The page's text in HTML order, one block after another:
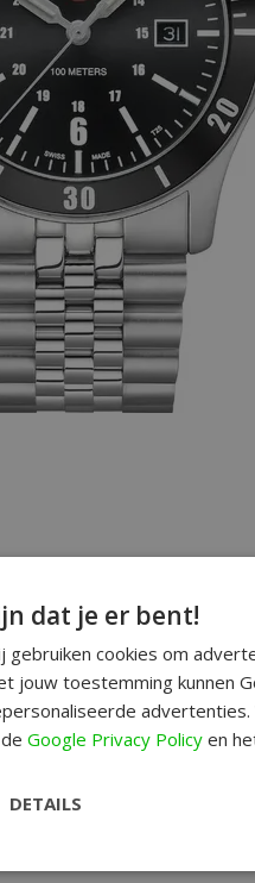
dat je er bent!
gebruiken cookies om
jouw toestemming kunnen
Google Privacy Policy en
DETAILS